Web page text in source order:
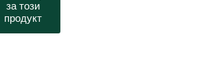
за този
продукт